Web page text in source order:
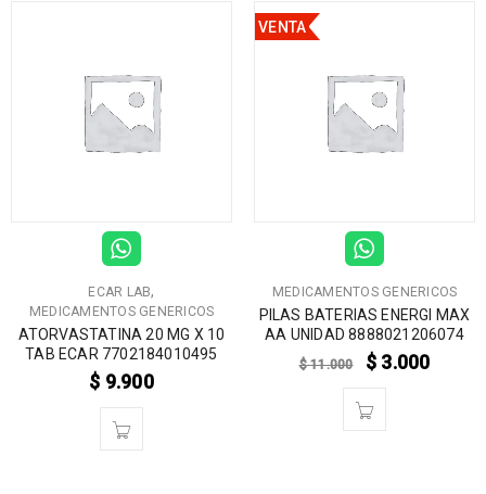
ECAR LAB,
MEDICAMENTOS GENERICOS
ATORVASTATINA 20 MG X 10
TAB ECAR 7702184010495
$ 9.900
VENTA
MEDICAMENTOS GENERICOS
PILAS BATERIAS ENERGI MAX
AA UNIDAD 8888021206074
$11.000 $ 3.000